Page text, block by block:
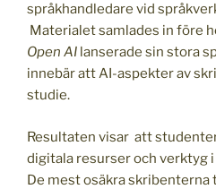
språkhandledare vid
Materialet samlades in före
Open AI lanserade sin stora
innebär att AI-aspekter av
studie.
Resultaten visar att
digitala resurser och verktyg
De mest osäkra skribenterna